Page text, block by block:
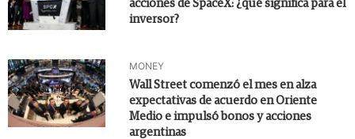
acciones de SpaceX: ¿qué significa para el
inversor?
MONEY
Wall Street comenzó el mes en alza
expectativas de acuerdo en Oriente
Medio e impulsó bonos y acciones
argentinas